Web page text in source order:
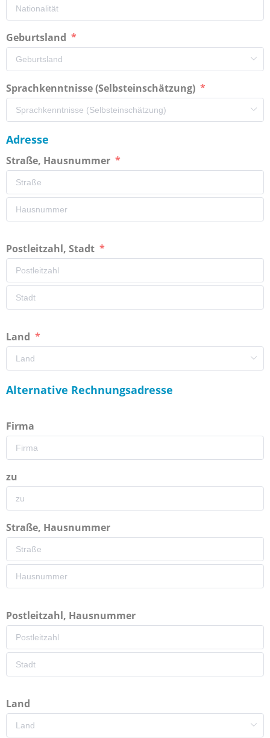
Geburtsland
Sprachkenntnisse (Selbsteinschätzung)
Adresse
Straße, Hausnummer
Postleitzahl, Stadt
Land
Alternative Rechnungsadresse
Firma
zu
Straße, Hausnummer
Postleitzahl, Hausnummer
Land